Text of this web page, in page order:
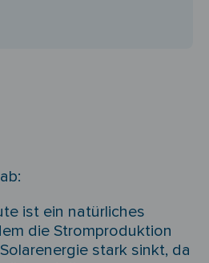
ist ein natürliches
die Stromproduktion
stark sinkt, da